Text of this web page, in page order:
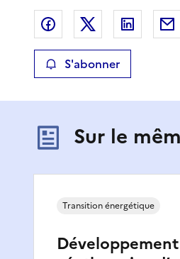
Partager sur Facebook
Partager sur X
S'abonner
Sur le
Transition énergétique